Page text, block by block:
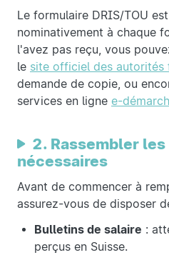
Le formulaire DRIS/TOU
nominativement à chaque
l'avez pas reçu, vous
le site officiel des autorités
demande de copie, ou
services en ligne e-
2. Rassembler
nécessaires
Avant de commencer à
assurez-vous de disposer
Bulletins de salaire :
perçus en Suisse.